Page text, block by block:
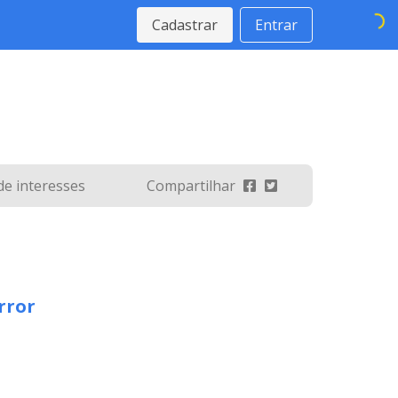
Cadastrar Entrar
interesses Compartilhar